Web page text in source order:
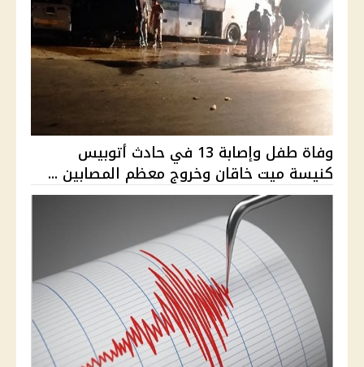
وفاة طفل وإصابة 13 في حادث أتوبيس
كنيسة ميت خاقان وخروج معظم المصابين ...